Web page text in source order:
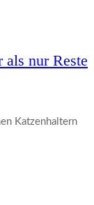
als nur Reste
Katzenhaltern